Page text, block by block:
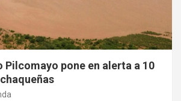
Pilcomayo pone en alerta a 10